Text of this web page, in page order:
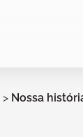
> Nossa